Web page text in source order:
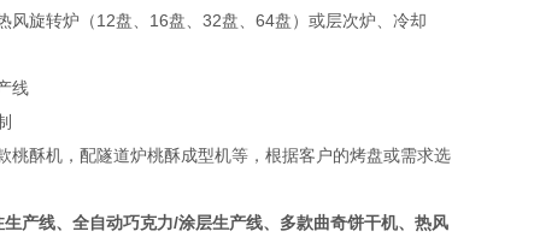
旋转炉（12盘、16盘、32盘、64盘）或层次炉、冷却
线
酥机，配隧道炉桃酥成型机等，根据客户的烤盘或需求选
产线、全自动巧克力/涂层生产线、多款曲奇饼干机、热风